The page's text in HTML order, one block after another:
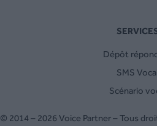
Dépôt
SMS Vocal
Scénario
© 2014 – 2026 Voice Partner – Tous